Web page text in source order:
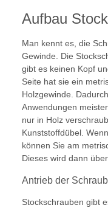
Aufbau
Man kennt es, die
Gewinde. Die
gibt es keinen Kopf
Seite hat sie ein
Holzgewinde.
Anwendungen
nur in Holz
Kunststoffdübel.
können Sie am
Dieses wird dann
Antrieb der
Stockschrauben gibt